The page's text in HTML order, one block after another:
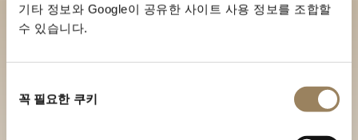
기타 정보와 Google이 공유한 사이트 사용 정보를 조합할
수 있습니다.
꼭 필요한 쿠키